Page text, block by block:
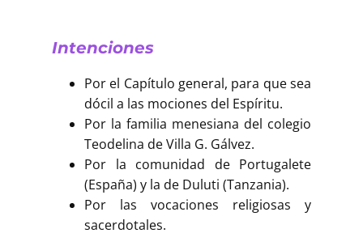
Intenciones
Por el Capítulo general, para que sea
dócil a las mociones del Espíritu.
Por la familia menesiana del colegio
Teodelina de Villa G. Gálvez.
Por la comunidad de Portugalete
(España) y la de Duluti (Tanzania).
Por las vocaciones religiosas y
sacerdotales.